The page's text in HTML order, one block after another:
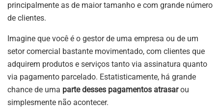
principalmente as de maior tamanho e com grande número
de clientes.
Imagine que você é o gestor de uma empresa ou de um
setor comercial bastante movimentado, com clientes que
adquirem produtos e serviços tanto via assinatura quanto
via pagamento parcelado. Estatisticamente, há grande
chance de uma parte desses pagamentos atrasarou
simplesmente não acontecer.